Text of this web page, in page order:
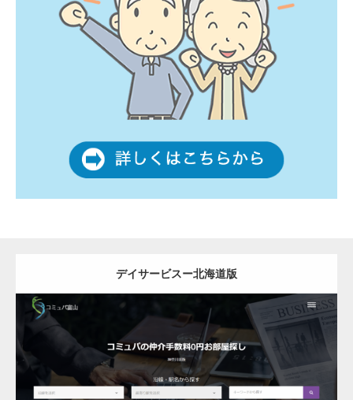
デイサービスー北海道版
更新日： 2023.03.09
デイサービス